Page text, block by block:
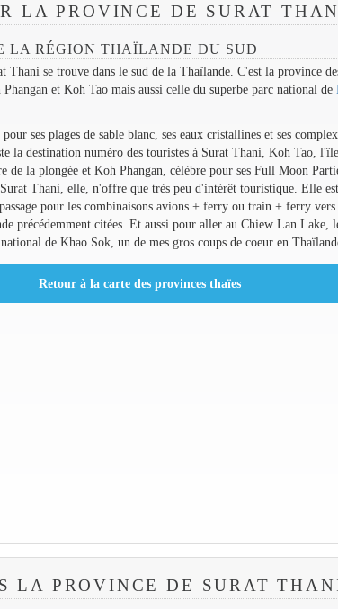
LA PROVINCE DE SURAT
LA RÉGION THAÏLANDE DU SUD
Thani se trouve dans le sud de la Thaïlande. C'est la province
et Koh Tao mais aussi celle du superbe parc national de
ses plages de sable blanc, ses eaux cristallines et ses
la destination numéro des touristes à Surat Thani, Koh Tao, l'île
de la plongée et Koh Phangan, célèbre pour ses Full Moon
Thani, elle, n'offre que très peu d'intérêt touristique. Elle
pour les combinaisons avions + ferry ou train + ferry vers
précédemment citées. Et aussi pour aller au Chiew Lan Lake,
de Khao Sok, un de mes gros coups de coeur en
LA PROVINCE DE SURAT